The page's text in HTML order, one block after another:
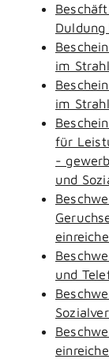
Duldung
im
im
für
-
und
und